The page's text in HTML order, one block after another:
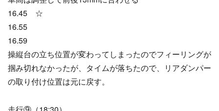
16.45 ☆
16.55
16.59
操縦台の立ち位置が変わってしまったのでフィーリングが
掴み切れなかったが、タイムが落ちたので、リアダンパー
の取り付け位置は元に戻す。